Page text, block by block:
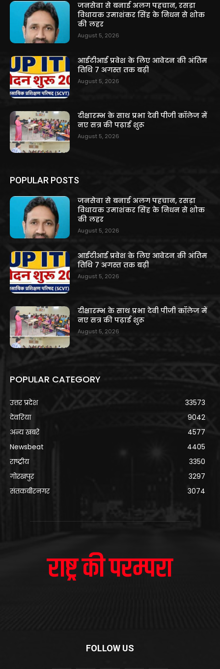
जनसेवा से बनाई अलग पहचान, रसड़ा
विधायक उमाशंकर सिंह के निधन से शोक
की लहर
August 5, 2026
आईटीआई प्रवेश के लिए आवेदन की अंतिम
तिथि 7 अगस्त तक बढ़ी
August 5, 2026
दीक्षारम्भ के साथ प्रभा देवी पीजी कॉलेज में
नए सत्र की पढ़ाई शुरू
August 5, 2026
POPULAR POSTS
जनसेवा से बनाई अलग पहचान, रसड़ा
विधायक उमाशंकर सिंह के निधन से शोक
की लहर
August 5, 2026
आईटीआई प्रवेश के लिए आवेदन की अंतिम
तिथि 7 अगस्त तक बढ़ी
August 5, 2026
दीक्षारम्भ के साथ प्रभा देवी पीजी कॉलेज में
नए सत्र की पढ़ाई शुरू
August 5, 2026
POPULAR CATEGORY
उत्तर प्रदेश
33573
देवरिया
9042
अन्य खबरे
4577
Newsbeat
4405
राष्ट्रीय
3350
गोरखपुर
3297
संतकबीरनगर
3074
FOLLOW US